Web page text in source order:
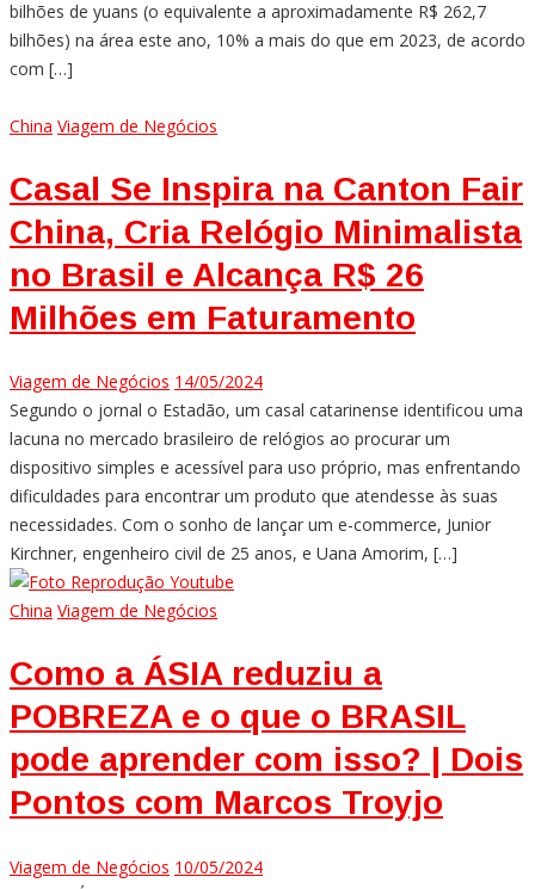
bilhões de yuans (o equivalente a aproximadamente R$ 262,7
bilhões) na área este ano, 10% a mais do que em 2023, de acordo
com […]
China Viagem de Negócios
Casal Se Inspira na Canton Fair
China, Cria Relógio Minimalista
no Brasil e Alcança R$ 26
Milhões em Faturamento
Viagem de Negócios 14/05/2024
Segundo o jornal o Estadão, um casal catarinense identificou uma
lacuna no mercado brasileiro de relógios ao procurar um
dispositivo simples e acessível para uso próprio, mas enfrentando
dificuldades para encontrar um produto que atendesse às suas
necessidades. Com o sonho de lançar um e-commerce, Junior
Kirchner, engenheiro civil de 25 anos, e Uana Amorim, […]
China Viagem de Negócios
Como a ÁSIA reduziu a
POBREZA e o que o BRASIL
pode aprender com isso? | Dois
Pontos com Marcos Troyjo
Viagem de Negócios 10/05/2024